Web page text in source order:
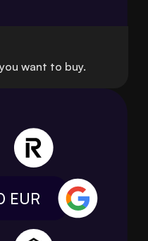
want to buy.
EUR